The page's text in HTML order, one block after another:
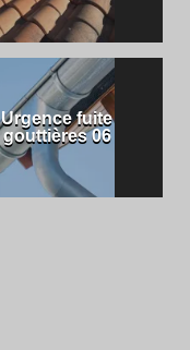
Urgence fuite
gouttières 06